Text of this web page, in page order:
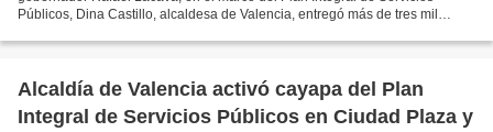
Públicos, Dina Castillo, alcaldesa de Valencia, entregó más de tres mil
Alcaldía de Valencia activó cayapa del Plan
Integral de Servicios Públicos en Ciudad Plaza y